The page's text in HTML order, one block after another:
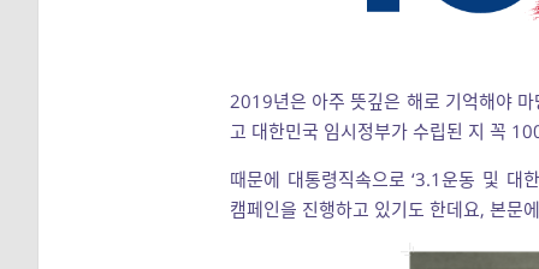
2019년은 아주 뜻깊은 해로 기억해야
고 대한민국 임시정부가 수립된 지 꼭
때문에 대통령직속으로 ‘3.1운동 및 대
캠페인을 진행하고 있기도 한데요, 본문